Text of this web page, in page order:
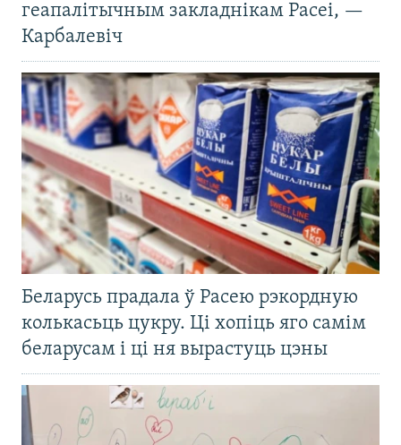
геапалітычным закладнікам Расеі, —
Карбалевіч
Беларусь прадала ў Расею рэкордную
колькасьць цукру. Ці хопіць яго самім
беларусам і ці ня вырастуць цэны